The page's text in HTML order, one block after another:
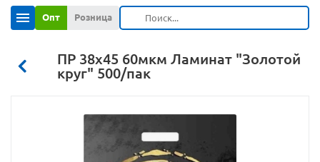
Опт Розница
ПР 38х45 60мкм Ламинат "Золотой
круг" 500/пак